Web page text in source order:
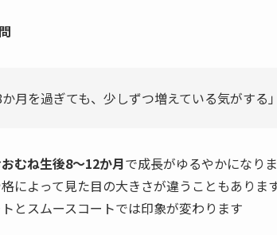
か月を過ぎても、少しずつ増えている気がする」
むね生後8〜12か月で成長がゆるやかになり
によって見た目の大きさが違うこともありま
とスムースコートでは印象が変わります